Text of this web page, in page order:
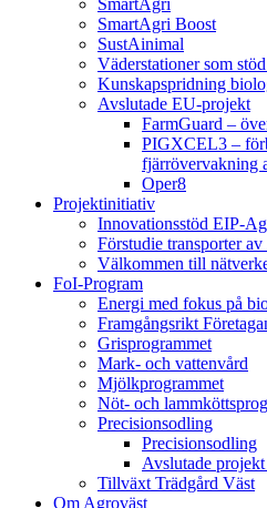
SmartAgri
SmartAgri Boost
SustAinimal
Väderstationer som
Kunskapspridning
Avslutade EU-projekt
FarmGuard –
PIGXCEL3 –
fjärrövervakning
Oper8
Projektinitiativ
Innovationsstöd EIP-
Förstudie transporter av
Välkommen till
FoI-Program
Energi med fokus på
Framgångsrikt
Grisprogrammet
Mark- och vattenvård
Mjölkprogrammet
Nöt- och
Precisionsodling
Precisionsodling
Avslutade
Tillväxt Trädgård Väst
Om Agroväst